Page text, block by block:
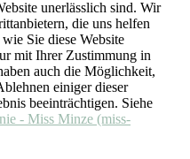
unerlässlich sind. Wir
die uns helfen
Sie diese Website
mit Ihrer Zustimmung in
auch die Möglichkeit,
einiger dieser
beeinträchtigen. Siehe
- Miss Minze (miss-